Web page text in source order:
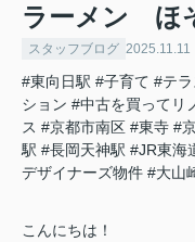
ラーメン ほ
スタッフブログ 2025.11.11
#東向日駅 #子育て #テ
ション #中古を買ってリ
ス #京都市南区 #東寺 #
駅 #長岡天神駅 #JR東海
デザイナーズ物件 #大山
こんにちは！